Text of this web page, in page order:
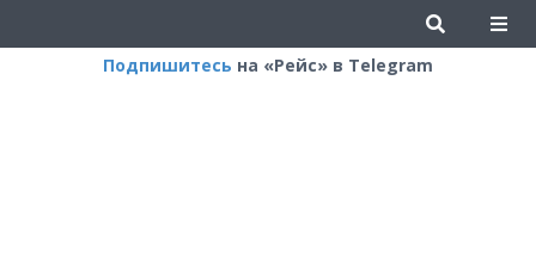
Подпишитесь на «Рейс» в Telegram